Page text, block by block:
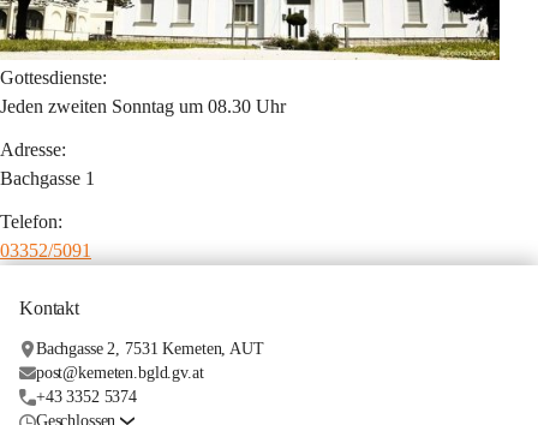
Gottesdienste:
Jeden zweiten Sonntag um 08.30 Uhr
Adresse:
Bachgasse 1
Telefon:
03352/5091
Kontakt
Bachgasse 2, 7531 Kemeten, AUT
post@kemeten.bgld.gv.at
+43 3352 5374
Geschlossen